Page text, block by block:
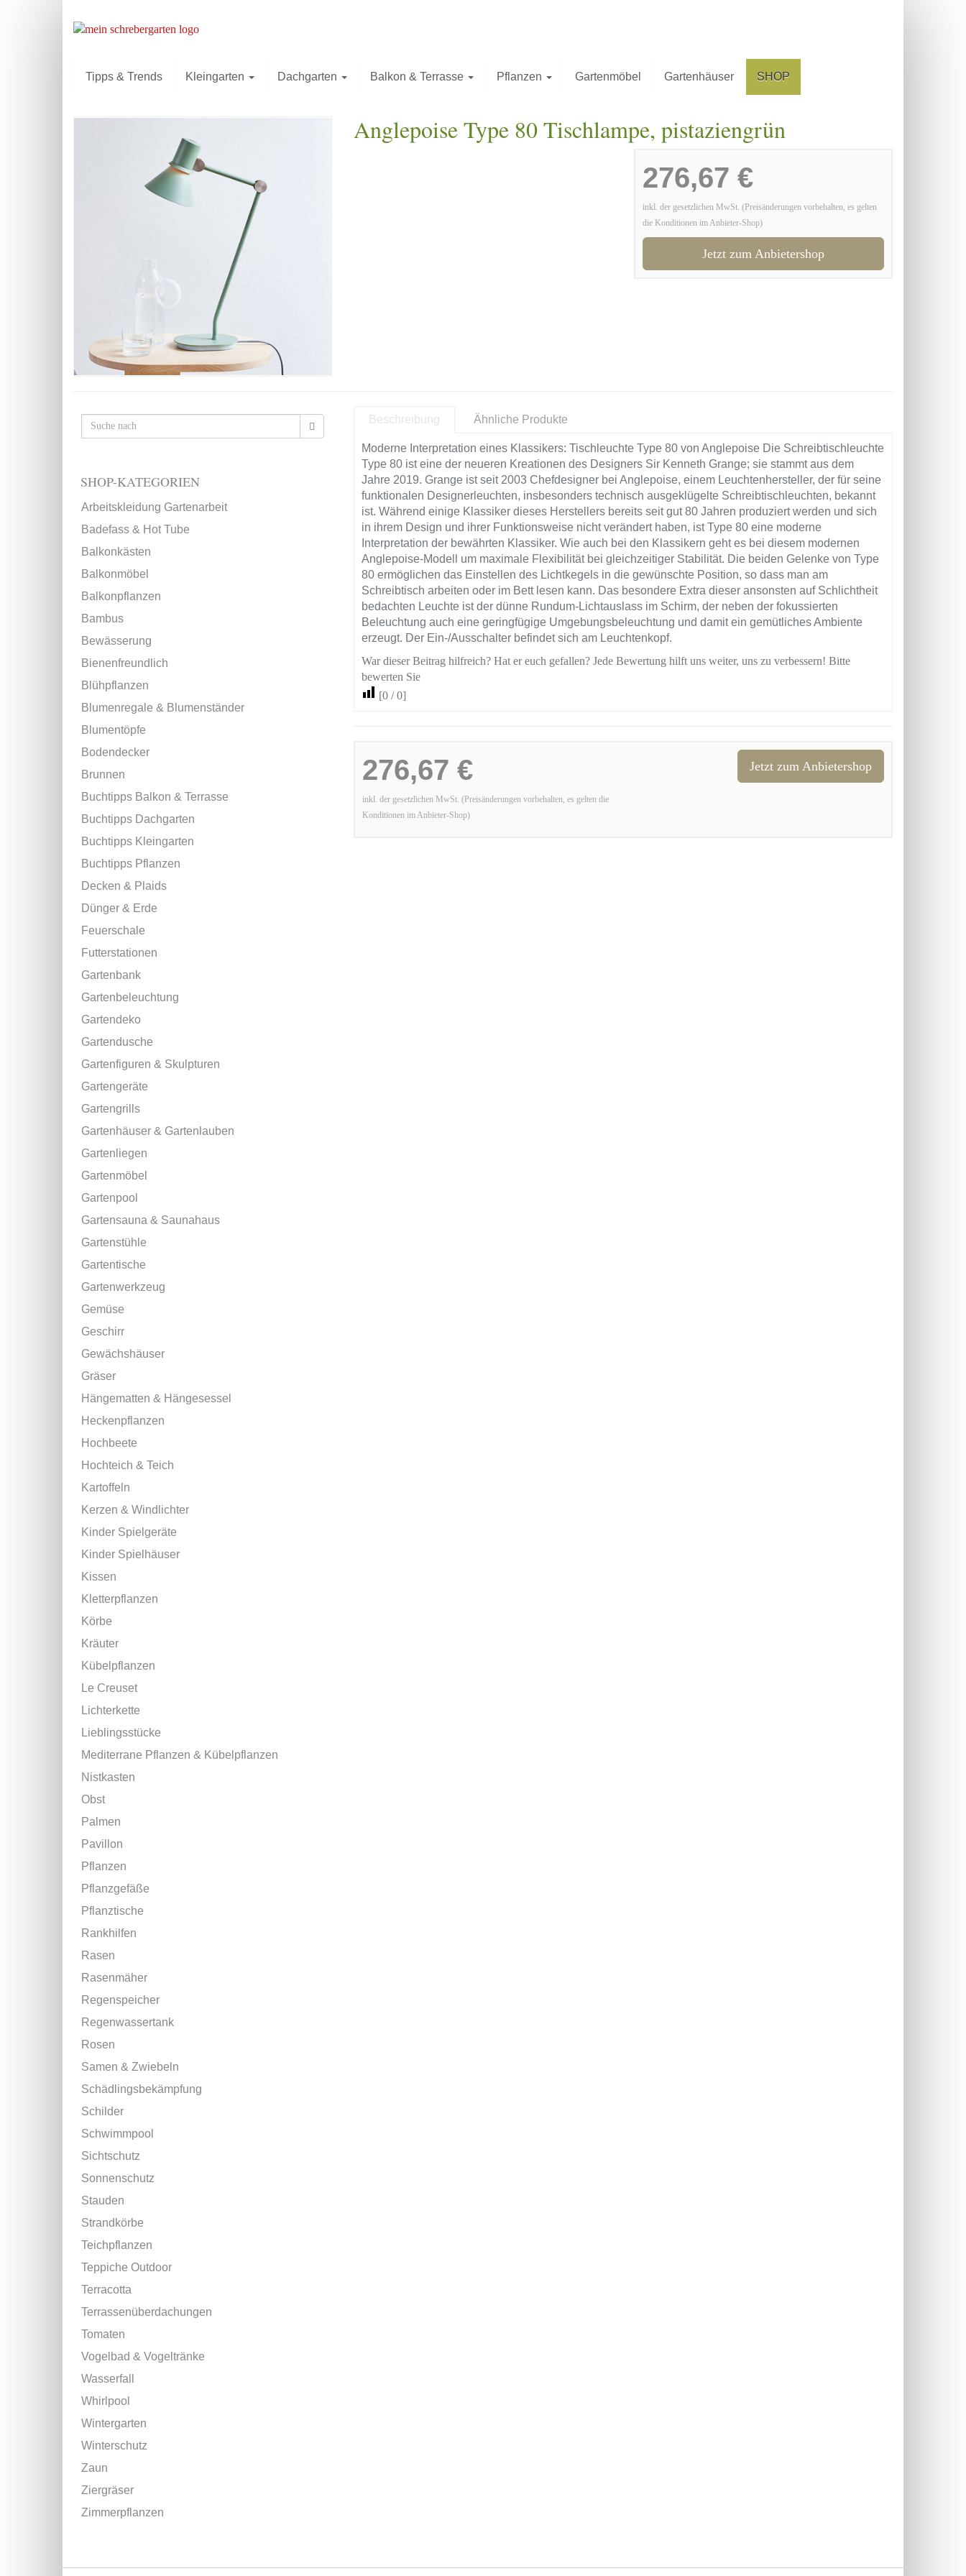
Tipps & Trends
Kleingarten Dachgarten Balkon & Terrasse Pflanzen Gartenmöbel Gartenhäuser SHOP
Anglepoise Type 80 Tischlampe, pistaziengrün
276,67 €
inkl. der gesetzlichen MwSt. (Preisänderungen vorbehalten, es gelten
die Konditionen im Anbieter-Shop)
Jetzt zum Anbietershop
Beschreibung Ähnliche Produkte
Moderne Interpretation eines Klassikers: Tischleuchte Type 80 von Anglepoise Die Schreibtischleuchte
Type 80 ist eine der neueren Kreationen des Designers Sir Kenneth Grange; sie stammt aus dem
Jahre 2019. Grange ist seit 2003 Chefdesigner bei Anglepoise, einem Leuchtenhersteller, der für seine
funktionalen Designerleuchten, insbesonders technisch ausgeklügelte Schreibtischleuchten, bekannt
ist. Während einige Klassiker dieses Herstellers bereits seit gut 80 Jahren produziert werden und sich
in ihrem Design und ihrer Funktionsweise nicht verändert haben, ist Type 80 eine moderne
Interpretation der bewährten Klassiker. Wie auch bei den Klassikern geht es bei diesem modernen
Anglepoise-Modell um maximale Flexibilität bei gleichzeitiger Stabilität. Die beiden Gelenke von Type
80 ermöglichen das Einstellen des Lichtkegels in die gewünschte Position, so dass man am
Schreibtisch arbeiten oder im Bett lesen kann. Das besondere Extra dieser ansonsten auf Schlichtheit
bedachten Leuchte ist der dünne Rundum-Lichtauslass im Schirm, der neben der fokussierten
Beleuchtung auch eine geringfügige Umgebungsbeleuchtung und damit ein gemütliches Ambiente
erzeugt. Der Ein-/Ausschalter befindet sich am Leuchtenkopf.
War dieser Beitrag hilfreich? Hat er euch gefallen? Jede Bewertung hilft uns weiter, uns zu verbessern! Bitte
bewerten Sie
[0 /0]
276,67 €
inkl. der gesetzlichen MwSt. (Preisänderungen vorbehalten, es gelten die
Konditionen im Anbieter-Shop)
Jetzt zum Anbietershop
SHOP-KATEGORIEN
Arbeitskleidung Gartenarbeit
Badefass & Hot Tube
Balkonkästen
Balkonmöbel
Balkonpflanzen
Bambus
Bewässerung
Bienenfreundlich
Blühpflanzen
Blumenregale & Blumenständer
Blumentöpfe
Bodendecker
Brunnen
Buchtipps Balkon & Terrasse
Buchtipps Dachgarten
Buchtipps Kleingarten
Buchtipps Pflanzen
Decken & Plaids
Dünger & Erde
Feuerschale
Futterstationen
Gartenbank
Gartenbeleuchtung
Gartendeko
Gartendusche
Gartenfiguren & Skulpturen
Gartengeräte
Gartengrills
Gartenhäuser & Gartenlauben
Gartenliegen
Gartenmöbel
Gartenpool
Gartensauna & Saunahaus
Gartenstühle
Gartentische
Gartenwerkzeug
Gemüse
Geschirr
Gewächshäuser
Gräser
Hängematten & Hängesessel
Heckenpflanzen
Hochbeete
Hochteich & Teich
Kartoffeln
Kerzen & Windlichter
Kinder Spielgeräte
Kinder Spielhäuser
Kissen
Kletterpflanzen
Körbe
Kräuter
Kübelpflanzen
Le Creuset
Lichterkette
Lieblingsstücke
Mediterrane Pflanzen & Kübelpflanzen
Nistkasten
Obst
Palmen
Pavillon
Pflanzen
Pflanzgefäße
Pflanztische
Rankhilfen
Rasen
Rasenmäher
Regenspeicher
Regenwassertank
Rosen
Samen & Zwiebeln
Schädlingsbekämpfung
Schilder
Schwimmpool
Sichtschutz
Sonnenschutz
Stauden
Strandkörbe
Teichpflanzen
Teppiche Outdoor
Terracotta
Terrassenüberdachungen
Tomaten
Vogelbad & Vogeltränke
Wasserfall
Whirlpool
Wintergarten
Winterschutz
Zaun
Ziergräser
Zimmerpflanzen